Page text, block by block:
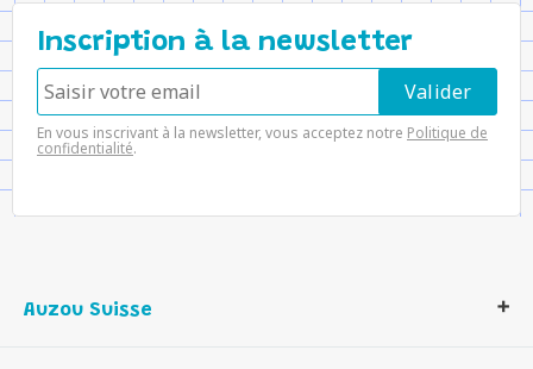
Inscription à la newsletter
En vous inscrivant à la newsletter, vous acceptez notre Politique de
confidentialité.
Auzou Suisse